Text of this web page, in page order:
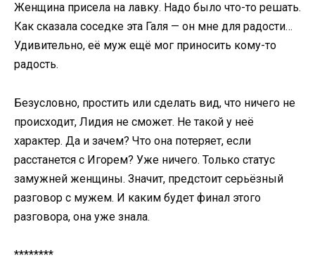
Женщина присела на лавку. Надо было что-то решать.
Как сказала соседке эта Галя — он мне для радости…
Удивительно, её муж ещё мог приносить кому-то
радость.
Безусловно, простить или сделать вид, что ничего не
происходит, Лидия не сможет. Не такой у неё
характер. Да и зачем? Что она потеряет, если
расстанется с Игорем? Уже ничего. Только статус
замужней женщины. Значит, предстоит серьёзный
разговор с мужем. И каким будет финал этого
разговора, она уже знала.
********